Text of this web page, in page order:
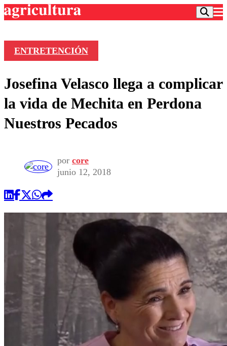
Frecuencias
Agricultura TV
Deportes
Colo Colo
Seleccion Chilena
Torneo Internacional
Universidad de Chile
Entretención
Economía
Internacional
Sustentabilidad
Publicaciones en medios
Opinión
ENTRETENCIÓN
Josefina Velasco llega a complicar
la vida de Mechita en Perdona
Nuestros Pecados
por core
junio 12, 2018